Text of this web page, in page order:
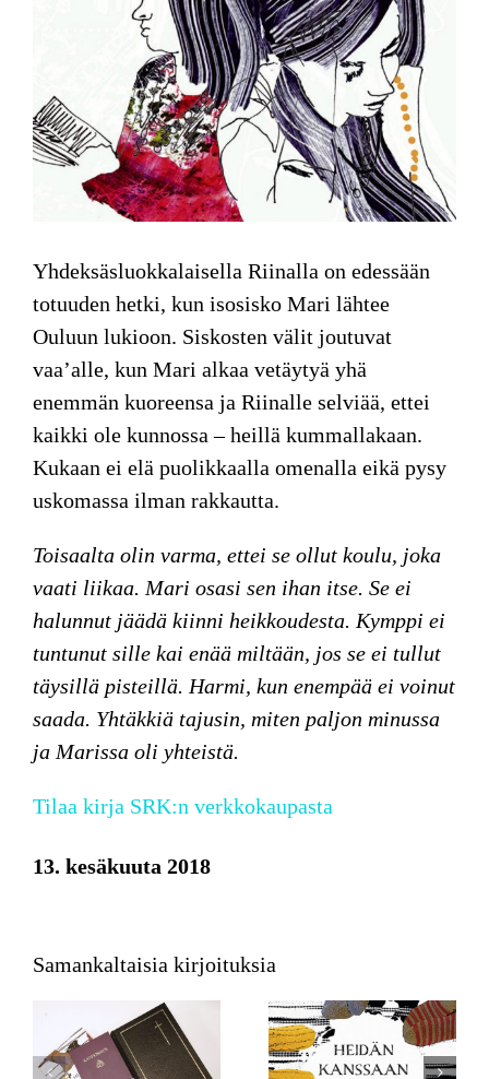
Yhdeksäsluokkalaisella Riinalla on edessään
totuuden hetki, kun isosisko Mari lähtee
Ouluun lukioon. Siskosten välit joutuvat
vaa’alle, kun Mari alkaa vetäytyä yhä
enemmän kuoreensa ja Riinalle selviää, ettei
kaikki ole kunnossa – heillä kummallakaan.
Kukaan ei elä puolikkaalla omenalla eikä pysy
uskomassa ilman rakkautta.
Toisaalta olin varma, ettei se ollut koulu, joka
vaati liikaa. Mari osasi sen ihan itse. Se ei
halunnut jäädä kiinni heikkoudesta. Kymppi ei
tuntunut sille kai enää miltään, jos se ei tullut
täysillä pisteillä. Harmi, kun enempää ei voinut
saada. Yhtäkkiä tajusin, miten paljon minussa
ja Marissa oli yhteistä.
Tilaa kirja SRK:n verkkokaupasta
13. kesäkuuta 2018
Samankaltaisia kirjoituksia